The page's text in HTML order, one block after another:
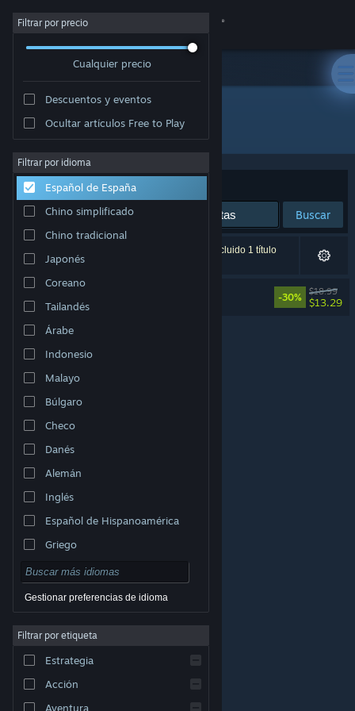
Iniciar sesión
Acerca de
Soporte
Cambiar idioma
Descargar Steam Mobile
Ver versión clásica
© Valve Corporation. Todos los derechos reservados.
respectivos dueños en EE. UU. y otros países.
Acuerdo de Suscriptor a Steam
Cookies
Filtrar por precio
Cualquier precio
Descuentos y eventos
Ocultar artículos Free to Play
Filtrar por idioma
Español de España
Chino simplificado
Chino tradicional
Japonés
Coreano
Tailandés
Árabe
Indonesio
Malayo
Búlgaro
Checo
Danés
Alemán
Inglés
Español de Hispanoamérica
Griego
Gestionar preferencias de idioma
Filtrar por etiqueta
Estrategia
Acción
Aventura
Desarrollador: Mas
Ordenar por Relevancia
Buscar
1 resultado coincide con la búsqueda. Se ha excluido 1 título
basándose en tus preferencias.
-30%
$18.99
$13.29